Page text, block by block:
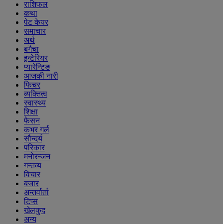
राशिफल
कथा
पेट केयर
समाचार
अर्थ
बगैचा
इन्टेरियर
प्यारेन्टिङ
आजकी नारी
फिचर
व्यक्तित्व
स्वास्थ्य
शिक्षा
फेसन
कभर गर्ल
सौन्दर्य
परिकार
मनोरन्जन
गन्तव्य
विचार
बजार
अन्तर्वार्ता
टिप्स
खेलकुद
अन्य